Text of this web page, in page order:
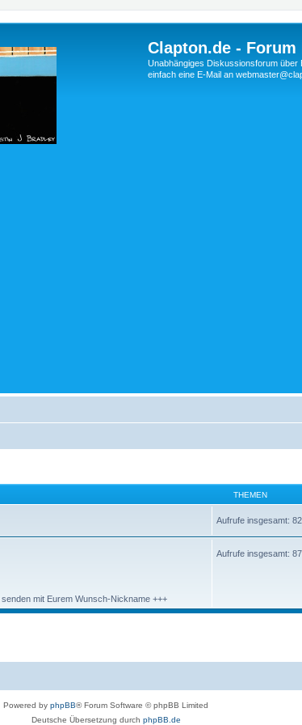
Clapton.de - Forum
Unabhängiges Diskussionsforum über
einfach eine E-Mail an
THEMEN
Aufrufe insgesamt:
senden mit Eurem Wunsch-Nickname +++
Aufrufe insgesamt:
Powered by phpBB® Forum Software © phpBB Limited
Deutsche Übersetzung durch phpBB.de